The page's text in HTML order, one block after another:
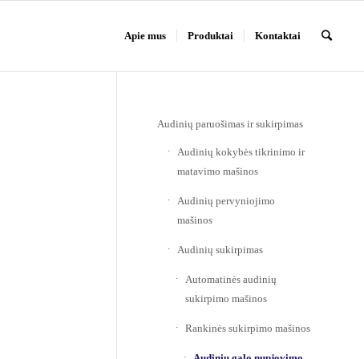
Apie mus Produktai Kontaktai
Audinių paruošimas ir sukirpimas
Audinių kokybės tikrinimo ir
matavimo mašinos
Audinių pervyniojimo
mašinos
Audinių sukirpimas
Automatinės audinių
sukirpimo mašinos
Rankinės sukirpimo mašinos